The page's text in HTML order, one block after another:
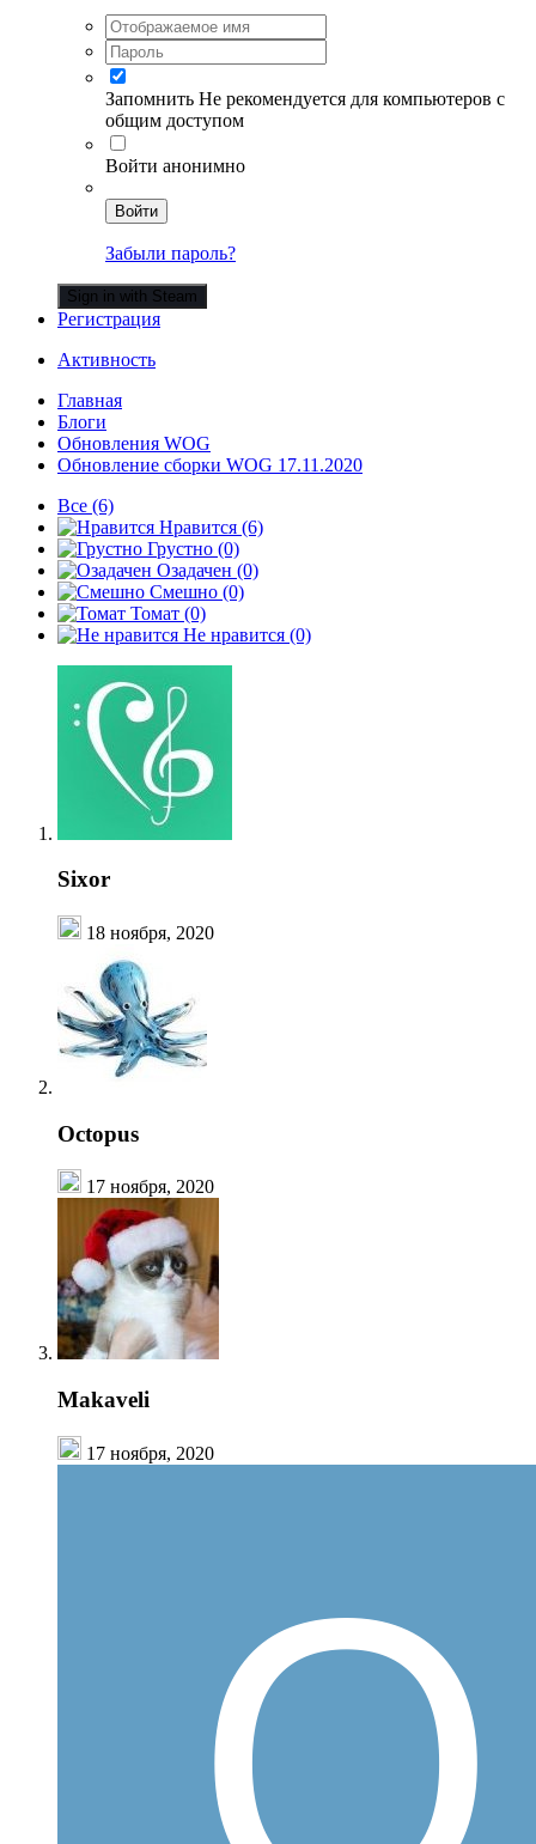
Запомнить Не рекомендуется для компьютеров с
общим доступом
Войти анонимно
Войти
Забыли пароль?
Sign in with Steam
Регистрация
Активность
Главная
Блоги
Обновления WOG
Обновление сборки WOG 17.11.2020
Все (6)
Нравится (6)
Грустно (0)
Озадачен (0)
Смешно (0)
Томат (0)
Не нравится (0)
Sixor
18 ноября, 2020
Octopus
17 ноября, 2020
Makaveli
17 ноября, 2020